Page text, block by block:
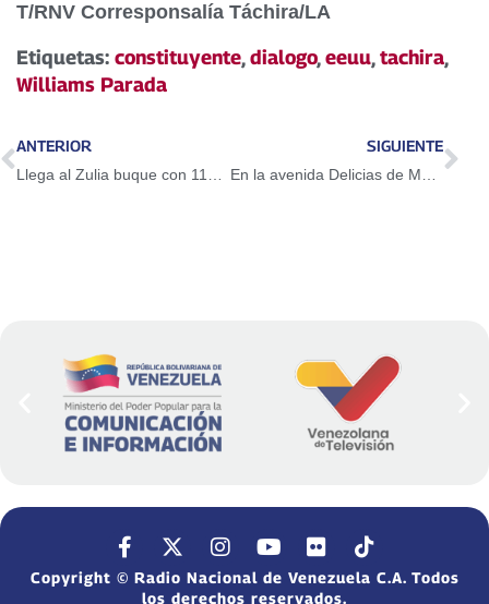
T/RNV Corresponsalía Táchira/LA
Etiquetas: constituyente,dialogo,eeuu,tachira,
Williams Parada
ANTERIOR SIGUIENTE
Copyright © Radio Nacional de Venezuela C.A. Todos
los derechos reservados.